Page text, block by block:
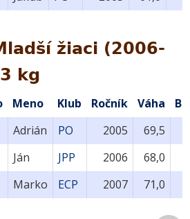
žiaci (2006-
kg
Meno Klub Ročník Váha
Adrián PO 2005
69,5
Ján JPP 2006
68,0
Marko ECP 2007 71,0